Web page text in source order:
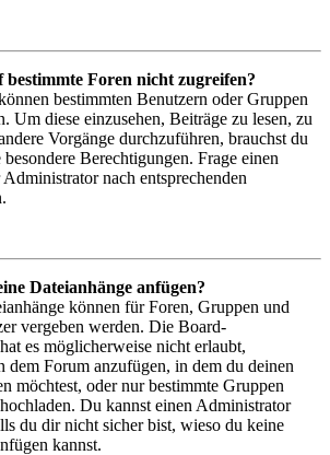
Foren nicht zugreifen?
bestimmten Benutzern oder Gruppen
Um diese einzusehen, Beiträge zu lesen, zu
Vorgänge durchzuführen, brauchst du
Berechtigungen. Frage einen
nach entsprechenden
Dateianhänge anfügen?
können für Foren, Gruppen und
vergeben werden. Die Board-
es möglicherweise nicht erlaubt,
dem Forum anzufügen, in dem du deinen
möchtest, oder nur bestimmte Gruppen
Du kannst einen Administrator
du dir nicht sicher bist, wieso du keine
kannst.